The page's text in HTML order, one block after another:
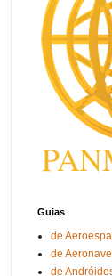
Guias
de
de
de